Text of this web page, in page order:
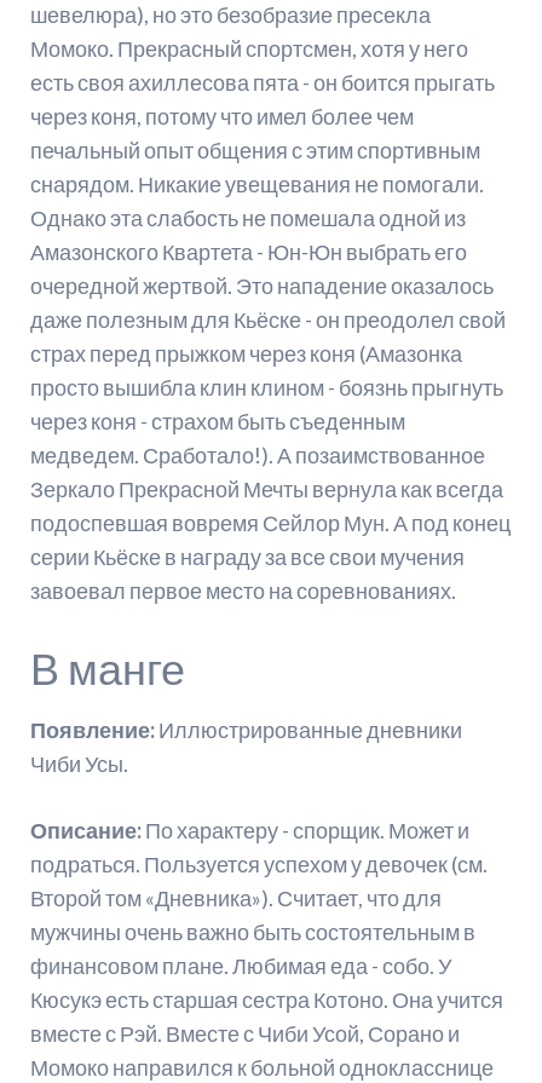
шевелюра), но это безобразие пресекла
Момоко. Прекрасный спортсмен, хотя у него
есть своя ахиллесова пята - он боится прыгать
через коня, потому что имел более чем
печальный опыт общения с этим спортивным
снарядом. Никакие увещевания не помогали.
Однако эта слабость не помешала одной из
Амазонского Квартета - Юн-Юн выбрать его
очередной жертвой. Это нападение оказалось
даже полезным для Кьёске - он преодолел свой
страх перед прыжком через коня (Амазонка
просто вышибла клин клином - боязнь прыгнуть
через коня - страхом быть съеденным
медведем. Сработало!). А позаимствованное
Зеркало Прекрасной Мечты вернула как всегда
подоспевшая вовремя Сейлор Мун. А под конец
серии Кьёске в награду за все свои мучения
завоевал первое место на соревнованиях.
В манге
Появление:Иллюстрированные дневники
Чиби Усы.
Описание:По характеру - спорщик. Может и
подраться. Пользуется успехом у девочек (см.
Второй том «Дневника»). Считает, что для
мужчины очень важно быть состоятельным в
финансовом плане. Любимая еда - собо. У
Кюсукэ есть старшая сестра Котоно. Она учится
вместе с Рэй. Вместе с Чиби Усой, Сорано и
Момоко направился к больной однокласснице